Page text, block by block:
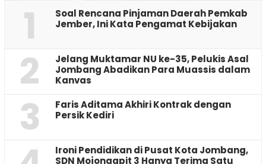
1
‎Soal Rencana Pinjaman Daerah Pemkab
Jember, Ini Kata Pengamat Kebijakan ‎
2
Jelang Muktamar NU ke-35, Pelukis Asal
Jombang Abadikan Para Muassis dalam
Kanvas
3
Faris Aditama Akhiri Kontrak dengan
Persik Kediri
Ironi Pendidikan di Pusat Kota Jombang,
SDN Mojongapit 3 Hanya Terima Satu